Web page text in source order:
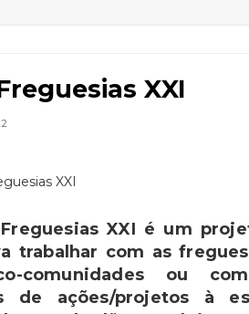
XXI
Freguesias XXI é um
trabalhar com as
comunidades ou
de ações/projetos à